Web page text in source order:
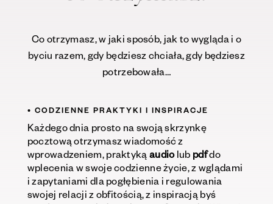
Co otrzymasz, w jaki sposób, jak to wygląda i o
byciu razem, gdy będziesz chciała, gdy będziesz
potrzebowała…
• CODZIENNE PRAKTYKI I INSPIRACJE
Każdego dnia prosto na swoją skrzynkę
pocztową otrzymasz wiadomość z
wprowadzeniem, praktyką audiolub pdfdo
wplecenia w swoje codzienne życie, z wglądami
i zapytaniami dla pogłębienia i regulowania
swojej relacji z obfitością, z inspiracją byś